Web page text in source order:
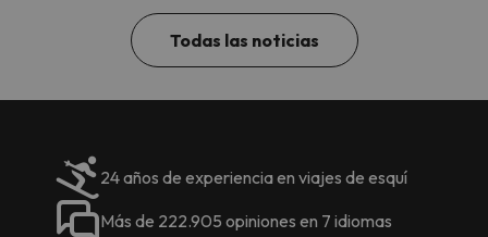
Todas las noticias
24 años de experiencia en viajes de esquí
Más de 222.905 opiniones en 7 idiomas